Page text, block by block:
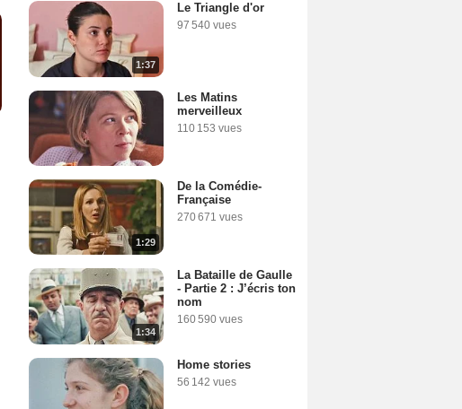
1:37
Le Triangle d'or
97 540 vues
Les Matins
merveilleux
110 153 vues
1:29
De la Comédie-
Française
270 671 vues
1:34
La Bataille de Gaulle
- Partie 2 : J’écris ton
nom
160 590 vues
Home stories
56 142 vues